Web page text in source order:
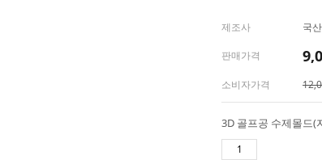
제조사 국산
판매가격
소비자가격